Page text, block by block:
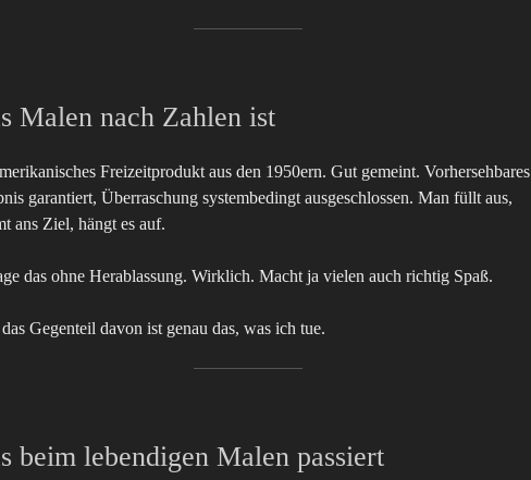
Malen nach Zahlen ist
Freizeitprodukt aus den 1950ern. Gut gemeint. Vorhersehbares
garantiert, Überraschung systembedingt ausgeschlossen. Man füllt aus,
ans Ziel, hängt es auf.
das ohne Herablassung. Wirklich. Macht ja vielen auch richtig Spaß.
Gegenteil davon ist genau das, was ich tue.
beim lebendigen Malen passiert